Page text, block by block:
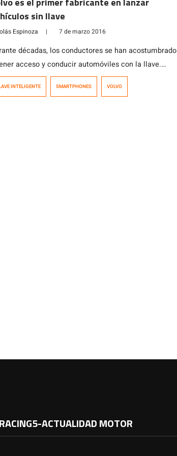
sin llave
Espinoza | 7 de marzo 2016
décadas, los conductores se han acostumbrado
acceso y conducir automóviles con la llave.
esto no será por mucho tiempo. En un movimiento
INTELIGENTE SMARTPHONES VOLVO
RACING5-ACTUALIDAD MOTOR